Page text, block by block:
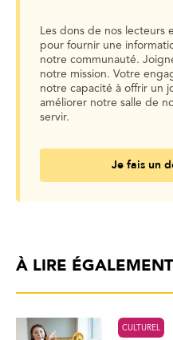
Les dons de nos lecteurs
pour fournir une
notre communauté.
notre mission. Votre
notre capacité à offrir un
améliorer notre salle de
servir.
Je fais un
À LIRE ÉGALEMENT
CULTUREL